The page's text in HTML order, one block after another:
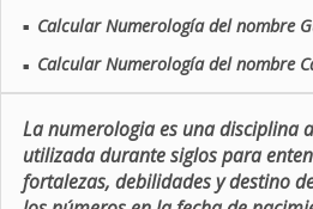
■ Calcular Numerología del nombre
■ Calcular Numerología del nombre
La numerologia es una disciplina
utilizada durante siglos para
fortalezas, debilidades y destino